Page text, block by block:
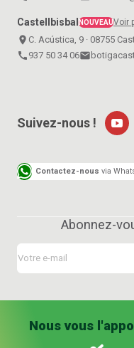
Castellbisbal NOUVEAUVoir
place C. Acústica, 9 · 08755
call 937 50 34 06email
Suivez-nous !
Contactez-nous via
Abonnez-
Nous vous